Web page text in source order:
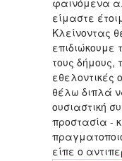
είμαστε
Κλείνοντας
επιδιώκουμε
τους δήμους,
εθελοντικές
θέλω διπλά
ουσιαστική
προστασία -
είπε ο